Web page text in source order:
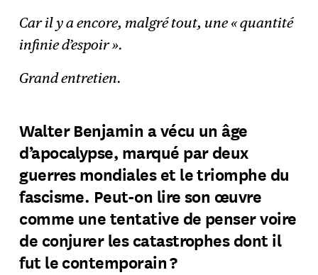
Car il y a encore, malgré tout, une « quantité
infinie d’espoir ».
Grand entretien.
Walter Benjamin a vécu un âge
d’apocalypse, marqué par deux
guerres mondiales et le triomphe du
fascisme. Peut-on lire son œuvre
comme une tentative de penser voire
de conjurer les catastrophes dont il
fut le contemporain ?